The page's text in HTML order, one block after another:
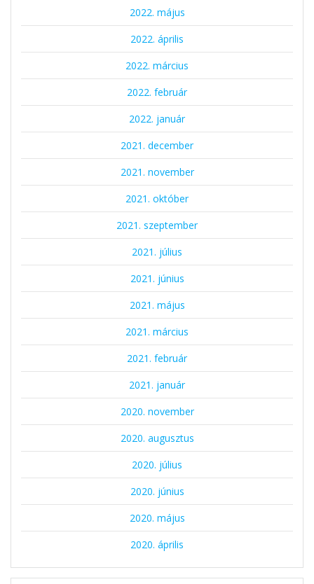
2022. május
2022. április
2022. március
2022. február
2022. január
2021. december
2021. november
2021. október
2021. szeptember
2021. július
2021. június
2021. május
2021. március
2021. február
2021. január
2020. november
2020. augusztus
2020. július
2020. június
2020. május
2020. április